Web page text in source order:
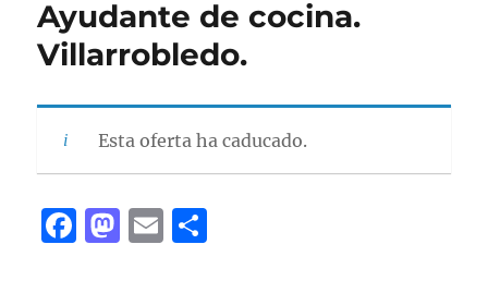
Ayudante de cocina.
Villarrobledo.
Esta oferta ha caducado.
F
M E